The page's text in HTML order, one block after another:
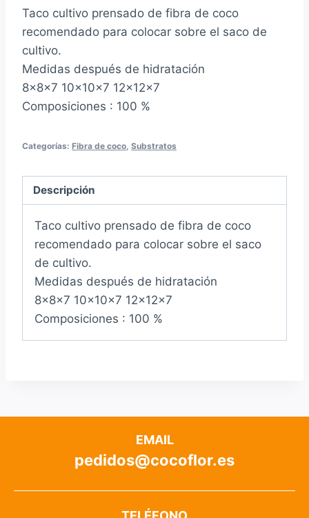
Taco cultivo prensado de fibra de coco
recomendado para colocar sobre el saco de
cultivo.
Medidas después de hidratación
8x8x7 10x10x7 12x12x7
Composiciones : 100 %
Categorías: Fibra de coco, Substratos
Descripción
Taco cultivo prensado de fibra de coco
recomendado para colocar sobre el saco
de cultivo.
Medidas después de hidratación
8x8x7 10x10x7 12x12x7
Composiciones : 100 %
EMAIL
pedidos@cocoflor.es